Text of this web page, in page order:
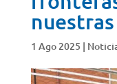
1 Ago 2025 |